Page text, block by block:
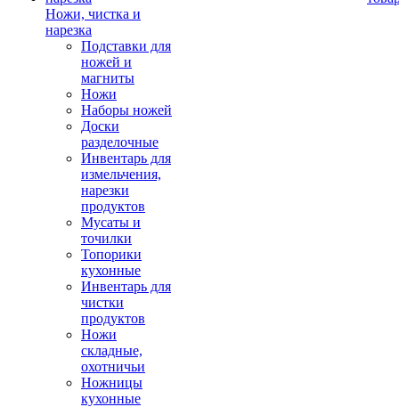
Ножи, чистка и
нарезка
Подставки для
ножей и
магниты
Ножи
Наборы ножей
Доски
разделочные
Инвентарь для
измельчения,
нарезки
продуктов
Мусаты и
точилки
Топорики
кухонные
Инвентарь для
чистки
продуктов
Ножи
складные,
охотничьи
Ножницы
кухонные